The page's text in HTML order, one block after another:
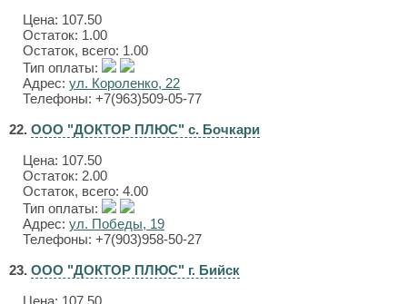
Цена: 107.50
Остаток: 1.00
Остаток, всего: 1.00
Тип оплаты:
Адрес: ул. Короленко, 22
Телефоны: +7(963)509-05-77
22. ООО "ДОКТОР ПЛЮС" с. Бочкари
Цена: 107.50
Остаток: 2.00
Остаток, всего: 4.00
Тип оплаты:
Адрес: ул. Победы, 19
Телефоны: +7(903)958-50-27
23. ООО "ДОКТОР ПЛЮС" г. Бийск
Цена: 107.50